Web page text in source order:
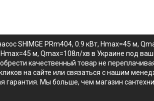
SHIMGE PRm404, 0.9 кВт, Нmax=45 м,
м, Qmax=108л/хв в Украине под
качественный товар не
на сайте или связаться с нашим
Мы больше, чем магазин